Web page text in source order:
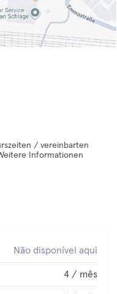
/ vereinbarten
Informationen
Não disponível aqui
4 / mês